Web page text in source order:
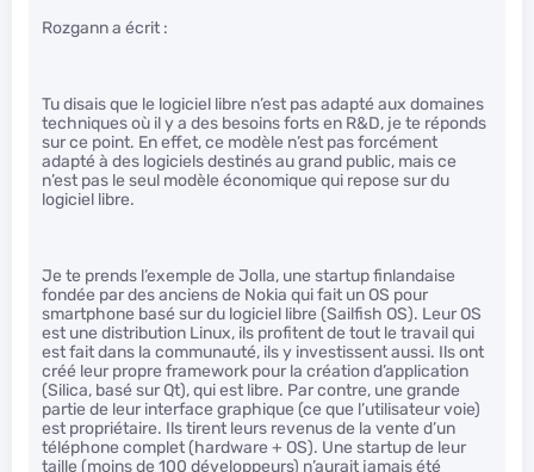
Rozgann a écrit :
Tu disais que le logiciel libre n’est pas adapté aux domaines
techniques où il y a des besoins forts en R&D, je te réponds
sur ce point. En effet, ce modèle n’est pas forcément
adapté à des logiciels destinés au grand public, mais ce
n’est pas le seul modèle économique qui repose sur du
logiciel libre.
Je te prends l’exemple de Jolla, une startup finlandaise
fondée par des anciens de Nokia qui fait un OS pour
smartphone basé sur du logiciel libre (Sailfish OS). Leur OS
est une distribution Linux, ils profitent de tout le travail qui
est fait dans la communauté, ils y investissent aussi. Ils ont
créé leur propre framework pour la création d’application
(Silica, basé sur Qt), qui est libre. Par contre, une grande
partie de leur interface graphique (ce que l’utilisateur voie)
est propriétaire. Ils tirent leurs revenus de la vente d’un
téléphone complet (hardware + OS). Une startup de leur
taille (moins de 100 développeurs) n’aurait jamais été